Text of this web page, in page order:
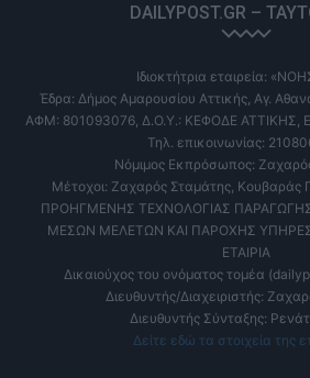
DAILYPOST.GR –
Ιδιοκτήτρια εταιρεία:
Έδρα: Δήμος Αμαρουσίου Αττικής, Αγ.
ΑΦΜ: 801093076, Δ.Ο.Υ.: ΚΕΦΟΔΕ ΑΤΤΙΚΗΣ,
Τηλ. επικοινωνίας:
Νόμιμος Εκπρόσωπος:
Μέτοχοι: Ζαχαρός Σταμάτης, Κουβαράς
ΠΡΟΗΓΜΕΝΗΣ ΤΕΧΝΟΛΟΓΙΑΣ
ΜΕΣΩΝ ΜΕΛΕΤΩΝ ΚΑΙ ΠΑΡΟΧΗΣ
ΕΤΑΙΡΙΑ
Δικαιούχος του ονόματος τομέα
Διευθυντής/Διαχειριστής:
Διευθυντής Σύνταξης:
Δείτε εδώ τα στοιχεία της